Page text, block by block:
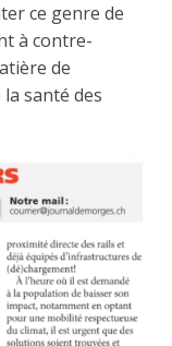
ce genre de
à contre-
de
santé des